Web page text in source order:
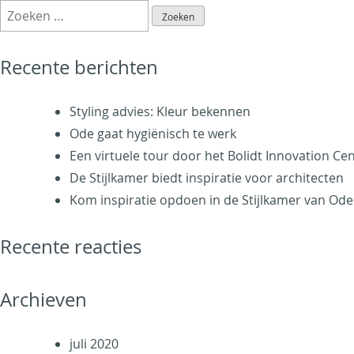
Bolidt
Innovation
Center
Zoeken
naar:
Recente berichten
Styling advies: Kleur bekennen
Ode gaat hygiënisch te werk
Een virtuele tour door het Bolidt Innovation
De Stijlkamer biedt inspiratie voor architecten
Kom inspiratie opdoen in de Stijlkamer van Ode
Recente reacties
Archieven
juli 2020